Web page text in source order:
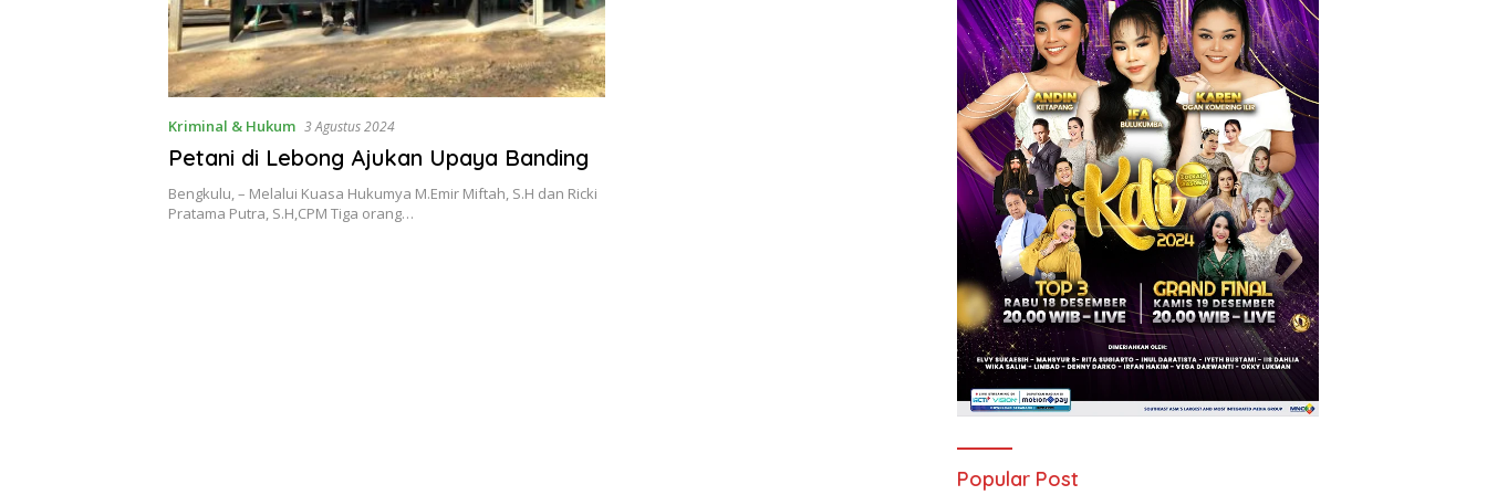
Kriminal & Hukum 3 Agustus 2024
Petani di Lebong Ajukan Upaya Banding
Bengkulu, – Melalui Kuasa Hukumya M.Emir Miftah, S.H dan Ricki
Pratama Putra, S.H,CPM Tiga orang…
Popular Post